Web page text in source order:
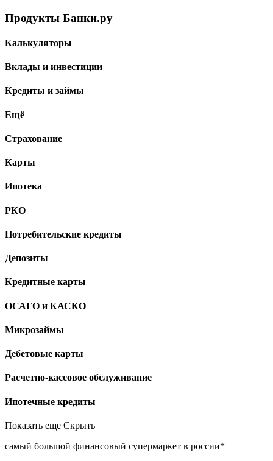
Продукты Банки.ру
Калькуляторы
Вклады и инвестиции
Кредиты и займы
Ещё
Страхование
Карты
Ипотека
РКО
Потребительские кредиты
Депозиты
Кредитные карты
ОСАГО и КАСКО
Микрозаймы
Дебетовые карты
Расчетно-кассовое обслуживание
Ипотечные кредиты
Показать еще Скрыть
самый большой финансовый супермаркет в россии*